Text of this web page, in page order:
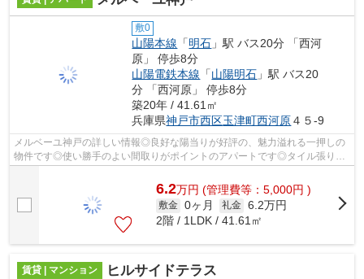
敷0
山陽本線 「明石 」駅 バス20分 「西河
原」 停歩8分
山陽電鉄本線 「山陽明石 」駅 バス20
分 「西河原」 停歩8分
築20年 / 41.61㎡
兵庫県神戸市西区玉津町西河原４５-9
メルベーユ神戸の詳しい情報◎良好な陽当りが好評の、魅力溢れる一押しの
物件です◎使い勝手のよい間取りがポイントのアパートです◎タイル張りの
きれいな外観も特徴の一つです◎山陽本線...
6.2万円 (管理費等：5,000円 )
敷金 0ヶ月 礼金 6.2万円
2階 / 1LDK / 41.61㎡
賃貸 | マンション ヒルサイドテラス